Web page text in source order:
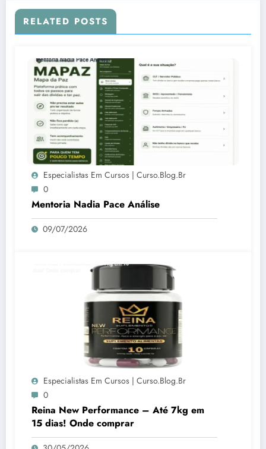
RELATED POSTS
Especialistas Em Cursos | Curso.blog.br
0
Mentoria Nadia Pace Análise
09/07/2026
Especialistas Em Cursos | Curso.blog.br
0
Reina New Performance – Até 7kg em
15 dias! Onde comprar